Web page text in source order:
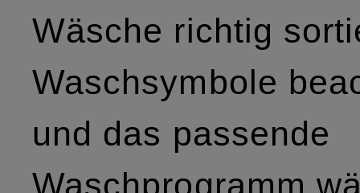
Wäsche richtig
Waschsymbole
und das passende
Waschprogramm